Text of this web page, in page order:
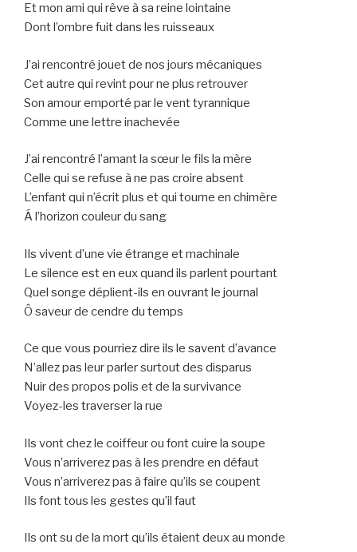
Et mon ami qui rêve à sa reine lointaine
Dont l’ombre fuit dans les ruisseaux
J’ai rencontré jouet de nos jours mécaniques
Cet autre qui revint pour ne plus retrouver
Son amour emporté par le vent tyrannique
Comme une lettre inachevée
J’ai rencontré l’amant la sœur le fils la mère
Celle qui se refuse à ne pas croire absent
L’enfant qui n’écrit plus et qui tourne en chimère
Á l’horizon couleur du sang
Ils vivent d’une vie étrange et machinale
Le silence est en eux quand ils parlent pourtant
Quel songe déplient-ils en ouvrant le journal
Ô saveur de cendre du temps
Ce que vous pourriez dire ils le savent d’avance
N’allez pas leur parler surtout des disparus
Nuir des propos polis et de la survivance
Voyez-les traverser la rue
Ils vont chez le coiffeur ou font cuire la soupe
Vous n’arriverez pas à les prendre en défaut
Vous n’arriverez pas à faire qu’ils se coupent
Ils font tous les gestes qu’il faut
Ils ont su de la mort qu’ils étaient deux au monde